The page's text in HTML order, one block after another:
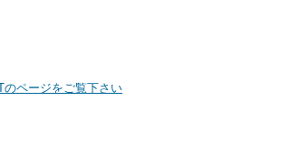
ページをご覧下さい